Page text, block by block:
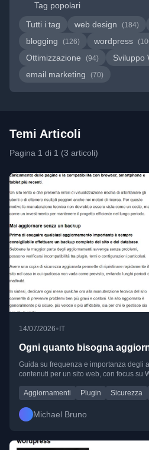
Tag popolari
Tutti i tag
web design (184)
blogging (126) wordpress
Ottimizzazione (94) Sviluppo
email marketing (70)
Temi Articoli
Pagina 1 di 1 (3 articoli)
14/07/2026• IT
Ogni quanto bisogna
Guida su frequenza e importanza degli
contenuti per un sito web, con focus su
Aggiornamenti Plugin Sicurezza
Michael Bruno